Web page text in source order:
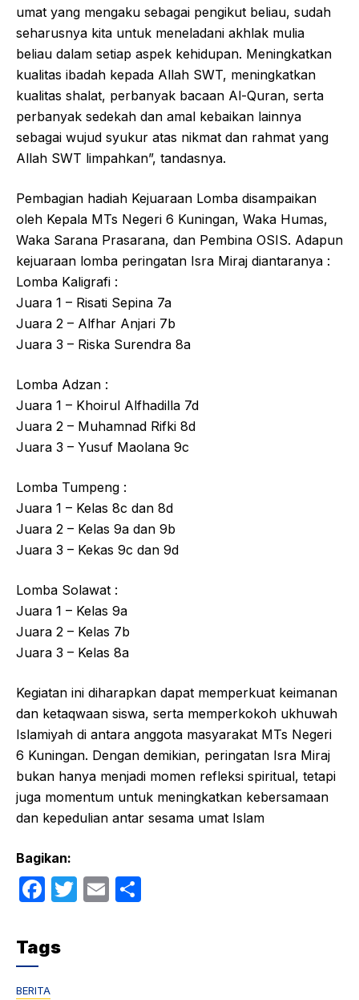
umat yang mengaku sebagai pengikut beliau, sudah
seharusnya kita untuk meneladani akhlak mulia
beliau dalam setiap aspek kehidupan. Meningkatkan
kualitas ibadah kepada Allah SWT, meningkatkan
kualitas shalat, perbanyak bacaan Al-Quran, serta
perbanyak sedekah dan amal kebaikan lainnya
sebagai wujud syukur atas nikmat dan rahmat yang
Allah SWT limpahkan”, tandasnya.
Pembagian hadiah Kejuaraan Lomba disampaikan
oleh Kepala MTs Negeri 6 Kuningan, Waka Humas,
Waka Sarana Prasarana, dan Pembina OSIS. Adapun
kejuaraan lomba peringatan Isra Miraj diantaranya :
Lomba Kaligrafi :
Juara 1 – Risati Sepina 7a
Juara 2 – Alfhar Anjari 7b
Juara 3 – Riska Surendra 8a
Lomba Adzan :
Juara 1 – Khoirul Alfhadilla 7d
Juara 2 – Muhamnad Rifki 8d
Juara 3 – Yusuf Maolana 9c
Lomba Tumpeng :
Juara 1 – Kelas 8c dan 8d
Juara 2 – Kelas 9a dan 9b
Juara 3 – Kekas 9c dan 9d
Lomba Solawat :
Juara 1 – Kelas 9a
Juara 2 – Kelas 7b
Juara 3 – Kelas 8a
Kegiatan ini diharapkan dapat memperkuat keimanan
dan ketaqwaan siswa, serta memperkokoh ukhuwah
Islamiyah di antara anggota masyarakat MTs Negeri
6 Kuningan. Dengan demikian, peringatan Isra Miraj
bukan hanya menjadi momen refleksi spiritual, tetapi
juga momentum untuk meningkatkan kebersamaan
dan kepedulian antar sesama umat Islam
Bagikan:
F
c
e
b
T
E
Tags
BERITA